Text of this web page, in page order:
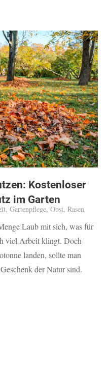
Kostenloser
im Garten
,Gartenpflege,Obst,Rasen
Laub mit sich, was für
viel Arbeit klingt. Doch
landen, sollte man
der Natur sind.